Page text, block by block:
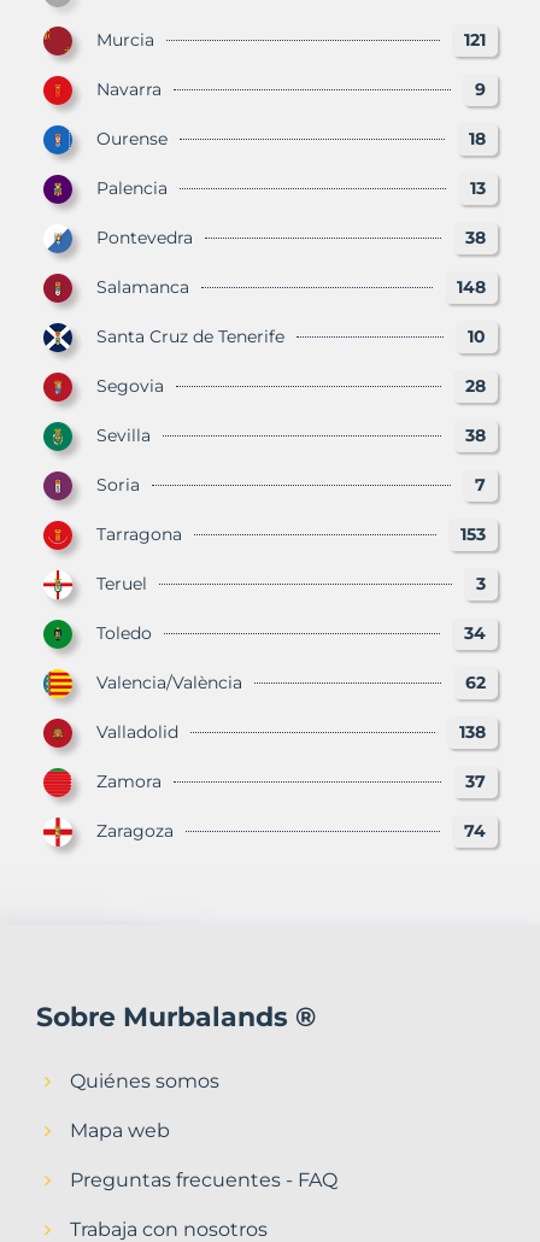
Murcia 121
Navarra 9
Ourense 18
Palencia 13
Pontevedra 38
Salamanca 148
Santa Cruz de Tenerife 10
Segovia 28
Sevilla 38
Soria 7
Tarragona 153
Teruel 3
Toledo 34
Valencia/València 62
Valladolid 138
Zamora 37
Zaragoza 74
Sobre Murbalands ®
Quiénes somos
Mapa web
Preguntas frecuentes - FAQ
Trabaja con nosotros